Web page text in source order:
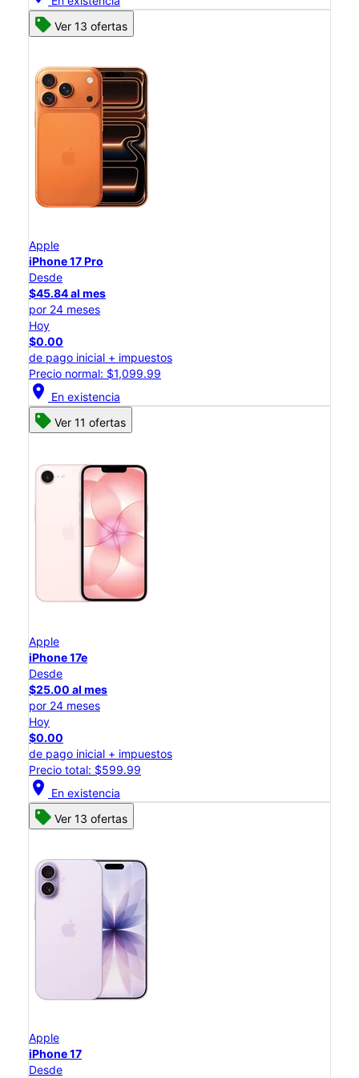
Ver 13 ofertas
Apple
iPhone 17 Pro
Desde
$45.84 al mes
por 24 meses
Hoy
$0.00
de pago inicial + impuestos
Precio normal: $1,099.99
location_on En existencia
Ver 11 ofertas
Apple
iPhone 17e
Desde
$25.00 al mes
por 24 meses
Hoy
$0.00
de pago inicial + impuestos
Precio total: $599.99
location_on En existencia
Ver 13 ofertas
Apple
iPhone 17
Desde